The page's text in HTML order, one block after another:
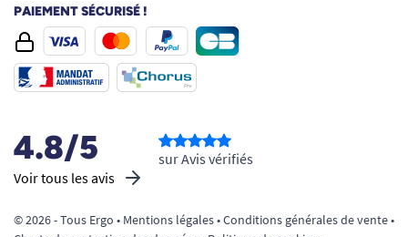
PAIEMENT SÉCURISÉ !
4.8/5
Voir tous les avis
sur Avis vérifiés
© 2026 - Tous Ergo • Mentions légales•Conditions générales de vente•